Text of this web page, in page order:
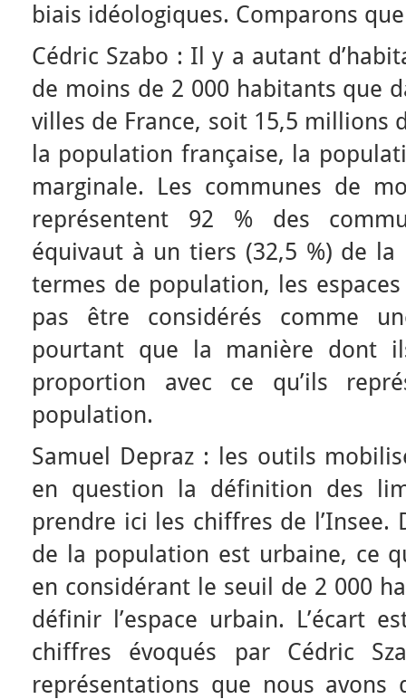
biais idéologiques. Comparons
Cédric Szabo : Il y a autant
de moins de 2 000 habitants que
villes de France, soit 15,5 millions
la population française, la
marginale. Les communes de
représentent 92 % des
équivaut à un tiers (32,5 %) de la
termes de population, les
pas être considérés comme
pourtant que la manière dont
proportion avec ce qu’ils
population.
Samuel Depraz : les outils
en question la définition des
prendre ici les chiffres de l’Insee.
de la population est urbaine, ce
en considérant le seuil de 2 000
définir l’espace urbain. L’écart
chiffres évoqués par Cédric
représentations que nous